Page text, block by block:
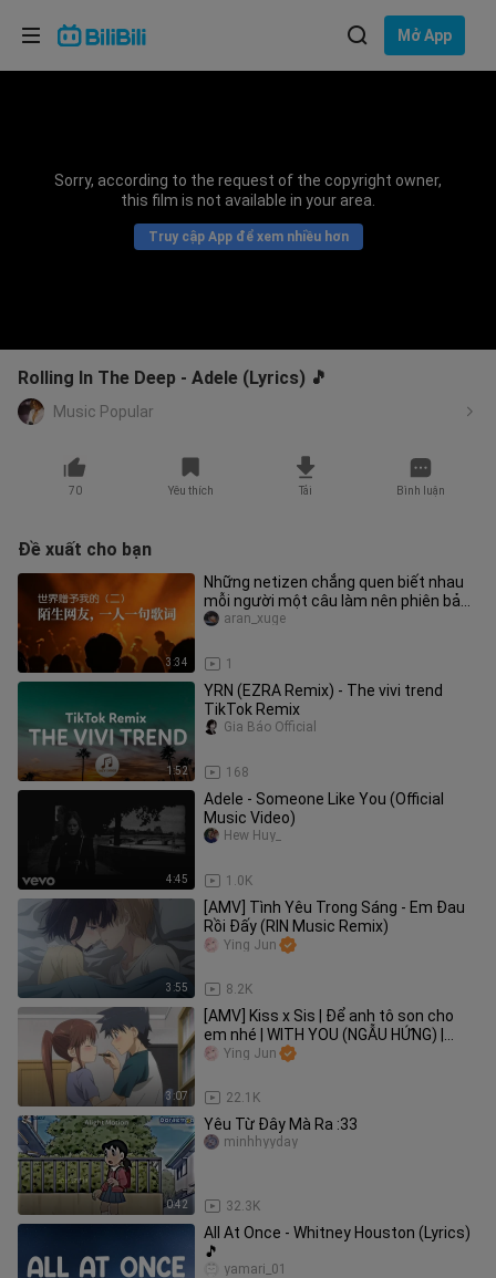
Mở App
Sorry, according to the request of the copyright owner,
this film is not available in your area.
Truy cập App để xem nhiều hơn
Rolling In The Deep - Adele (Lyrics) 🎵
Music Popular
70 Yêu thích Tải Bình luận
Đề xuất cho bạn
3:34
Những netizen chẳng quen biết nhau
mỗi người một câu làm nên phiên bản
thứ hai của “Thế giới đã trao
1
aran_xuge
1:52
YRN (EZRA Remix) - The vivi trend
TikTok Remix
168
Gia Bảo Official
4:45
Adele - Someone Like You (Official
Music Video)
1.0K
Hew Huy_
3:55
[AMV] Tình Yêu Trong Sáng - Em Đau
Rồi Đấy (RIN Music Remix)
8.2K
Ying Jun
3:07
[AMV] Kiss x Sis | Để anh tô son cho
em nhé | WITH YOU (NGẪU HỨNG) |
HOAPROX, NICK STRAND & MIO
22.1K
Ying Jun
0:42
Yêu Từ Đây Mà Ra :33
32.3K
minhhyyday
All At Once - Whitney Houston (Lyrics)
🎵
yamari_01
Lựa chọn ngôn ngữ
Bahasa Indonesia